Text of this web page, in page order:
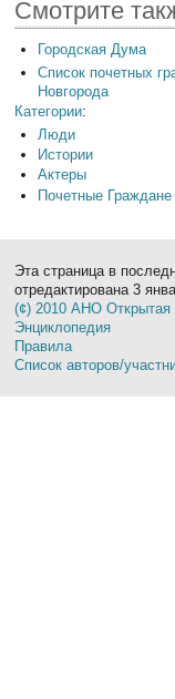
Смотрите
Городская Дума
Список почетных
Новгорода
Категории:
Люди
Истории
Актеры
Почетные Граждане
Эта страница в
отредактирована 3
(¢) 2010 АНО Открытая
Энциклопедия
Правила
Список авторов/